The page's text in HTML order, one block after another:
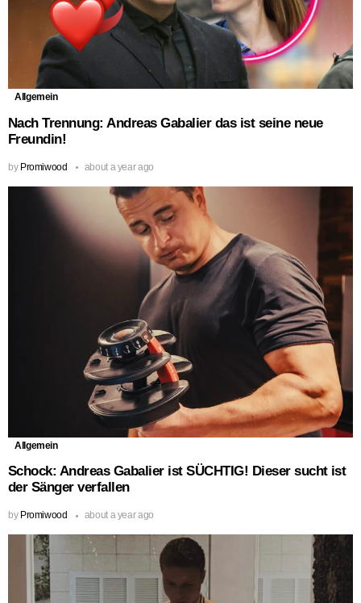
Allgemein
Nach Trennung: Andreas Gabalier das ist seine neue
Freundin!
by Promiwood about a year ago
Allgemein
Schock: Andreas Gabalier ist SÜCHTIG! Dieser sucht ist
der Sänger verfallen
by Promiwood about a year ago